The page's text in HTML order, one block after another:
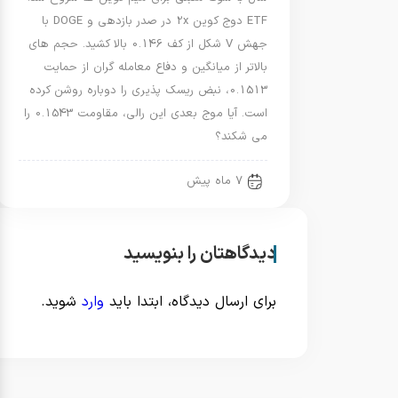
ETF دوج کوین 2x در صدر بازدهی و DOGE با
جهش V شکل از کف 0.146 بالا کشید. حجم های
بالاتر از میانگین و دفاع معامله گران از حمایت
0.1513، نبض ریسک پذیری را دوباره روشن کرده
است. آیا موج بعدی این رالی، مقاومت 0.1543 را
می شکند؟
7 ماه پیش
دیدگاهتان را بنویسید
برای ارسال دیدگاه، ابتدا باید وارد شوید.